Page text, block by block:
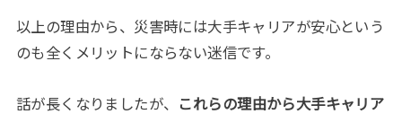
以上の理由から、災害時には大手キャリアが安心という
のも全くメリットにならない迷信です。
話が長くなりましたが、 これらの理由から大手キャリア